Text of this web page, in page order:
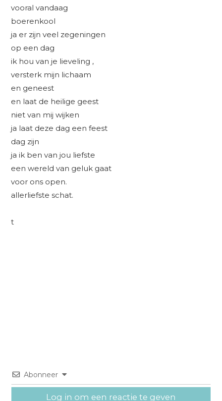
vooral vandaag
boerenkool
ja er zijn veel zegeningen
op een dag
ik hou van je lieveling ,
versterk mijn lichaam
en geneest
en laat de heilige geest
niet van mij wijken
ja laat deze dag een feest
dag zijn
ja ik ben van jou liefste
een wereld van geluk gaat
voor ons open.
allerliefste schat.
t
Abonneer
Log in om een reactie te geven